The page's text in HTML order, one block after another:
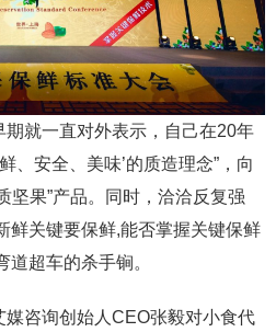
就一直对外表示，自己在20年
、安全、美味’的质造理念”，向
坚果”产品。同时，洽洽反复强
鲜关键要保鲜,能否掌握关键保鲜
超车的杀手锏。
咨询创始人CEO张毅对小食代